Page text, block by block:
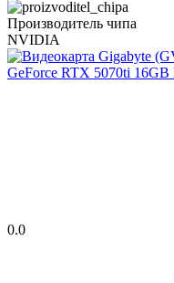
Производитель чипа
NVIDIA
0.0